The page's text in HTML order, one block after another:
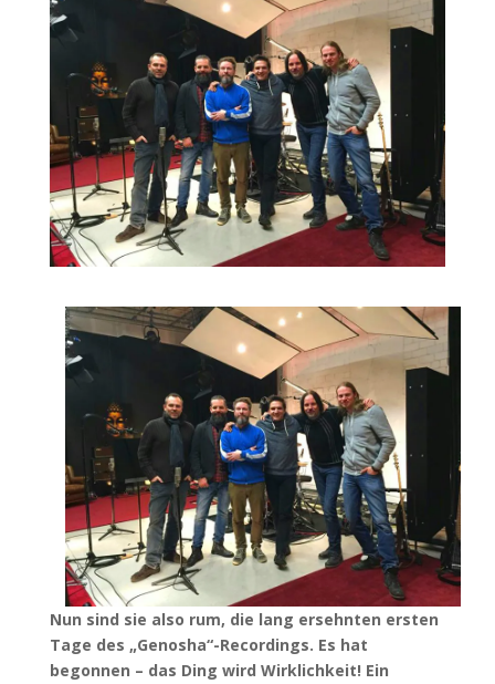
Nun sind sie also rum, die lang ersehnten ersten
Tage des „Genosha“-Recordings. Es hat
begonnen – das Ding wird Wirklichkeit! Ein